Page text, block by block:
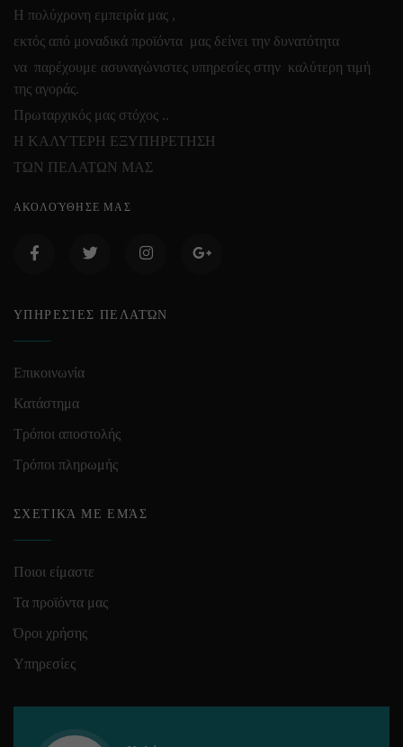
Η πολύχρονη εμπειρία μας ,
εκτός από μοναδικά προϊόντα μας δείνει την δυνατότητα
να παρέχουμε ασυναγώνιστες υπηρεσίες στην καλύτερη τιμή
της αγοράς.
Πρωταρχικός μας στόχος ..
Η ΚΑΛΥΤΕΡΗ ΕΞΥΠΗΡΕΤΗΣΗ
ΤΩΝ ΠΕΛΑΤΩΝ ΜΑΣ
ΑΚΟΛΟΎΘΗΣΕ ΜΑΣ
ΥΠΗΡΕΣΊΕΣ ΠΕΛΑΤΏΝ
Επικοινωνία
Κατάστημα
Τρόποι αποστολής
Τρόποι πληρωμής
ΣΧΕΤΙΚΆ ΜΕ ΕΜΆΣ
Ποιοι είμαστε
Τα προϊόντα μας
Όροι χρήσης
Υπηρεσίες